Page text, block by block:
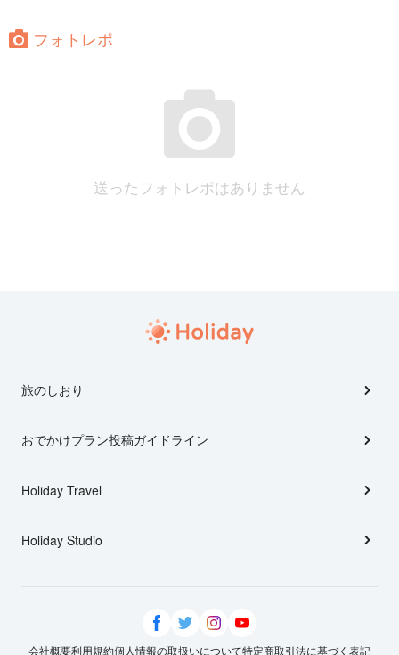
フォトレポ
送ったフォトレポはありません
旅のしおり
おでかけプラン投稿ガイドライン
Holiday Travel
Holiday Studio
会社概要利用規約個人情報の取扱いについて特定商取引法に基づく表記